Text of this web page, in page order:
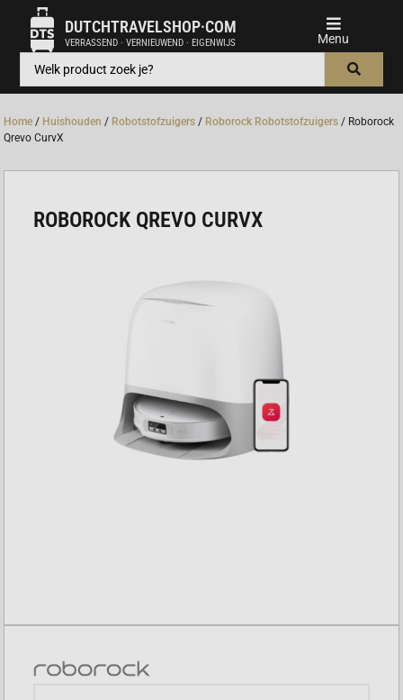
DUTCHTRAVELSHOP·COM
VERRASSEND · VERNIEUWEND · EIGENWIJS
Home / Huishouden / Robotstofzuigers / Roborock Robotstofzuigers / Roborock
Qrevo CurvX
ROBOROCK QREVO CURVX